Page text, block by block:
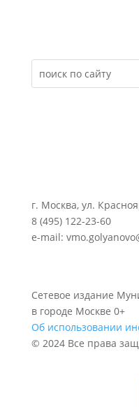
г. Москва, ул.
8 (495) 122-23-60
e-mail:
Сетевое издание
в городе Москве 0+
Об использовании
© 2024 Все права